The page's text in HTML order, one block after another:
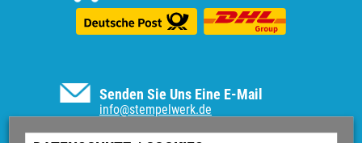
Senden Sie Uns Eine E-Mail
info@stempelwerk.de